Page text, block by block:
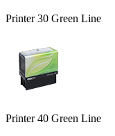
Printer 30 Green Line
Printer 40 Green Line